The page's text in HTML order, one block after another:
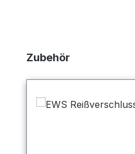
Produktgalerie überspringen
Zubehör